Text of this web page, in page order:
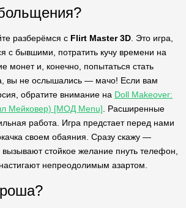
разберёмся с Flirt Master 3D . Это игра,
с бывшими, потратить кучу времени на
монет и, конечно, попытаться стать
вы не ослышались — мачо! Если вам
обратите внимание на Doll Makeover:
Мейковер) [МОД Menu] . Расширенные
работа. Игра предстает перед нами
своем обаяния. Сразу скажу —
стойкое желание пнуть телефон,
непреодолимым азартом.